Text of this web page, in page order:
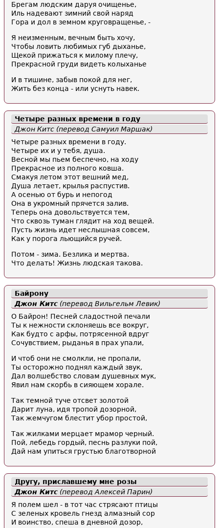
Брегам людским даруя очищенье,
Иль надевают зимний свой наряд
Гора и дол в земном круговращенье, -
Я неизменным, вечным быть хочу,
Чтобы ловить любимых губ дыханье,
Щекой прижаться к милому плечу,
Прекрасной груди видеть колыханье
И в тишине, забыв покой для нег,
Жить без конца - или уснуть навек.
Четыре разных времени в году
Джон Китс (перевод Самуил Маршак)
Четыре разных времени в году.
Четыре их и у тебя, душа.
Весной мы пьем беспечно, на ходу
Прекрасное из полного ковша.
Смакуя летом этот вешний мед,
Душа летает, крылья распустив.
А осенью от бурь и непогод
Она в укромный прячется залив.
Теперь она довольствуется тем,
Что сквозь туман глядит на ход вещей.
Пусть жизнь идет неслышная совсем,
Как у порога льющийся ручей.
Потом - зима. Безлика и мертва.
Что делать! Жизнь людская такова.
Байрону
Джон Китс (перевод Вильгельм Левик)
О Байрон! Песней сладостной печали
Ты к нежности склоняешь все вокруг,
Как будто с арфы, потрясенной вдруг
Сочувствием, рыданья в прах упали,
И чтоб они не смолкли, не пропали,
Ты осторожно поднял каждый звук,
Дал волшебство словам душевных мук,
Явил нам скорбь в сияющем хорале.
Так темной туче отсвет золотой
Дарит луна, идя тропой дозорной,
Так жемчугом блестит убор простой,
Так жилками мерцает мрамор черный.
Пой, лебедь гордый, песнь разлуки пой,
Дай нам упиться грустью благотворной
Другу, приславшему мне розы
Джон Китс (перевод Алексей Парин)
Я полем шел - в тот час стрясают птицы
С зеленых кровель гнезд алмазный сор
И воинство, спеша в дневной дозор,